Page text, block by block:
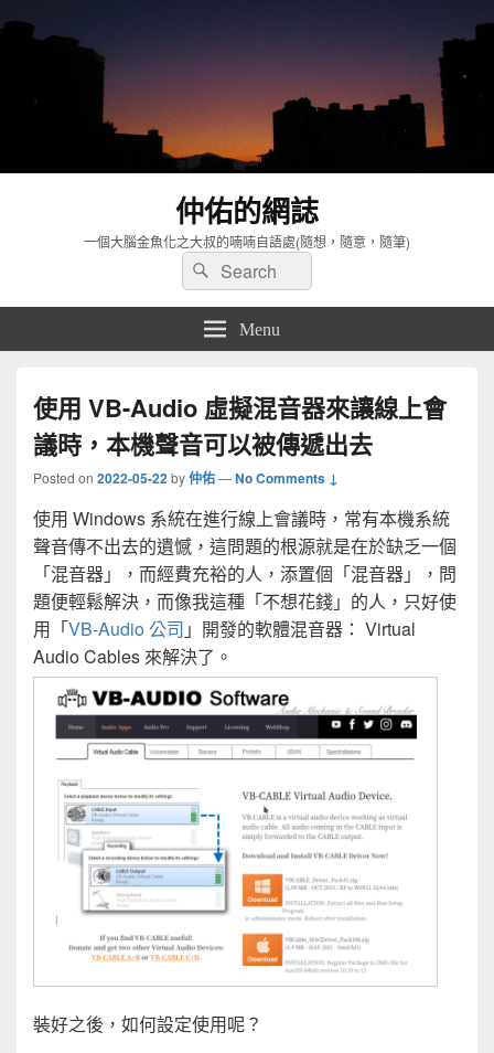
仲佑的網誌
一個大腦金魚化之大叔的喃喃自語處(隨想，隨意，隨筆)
Search
for:
Search
Menu
使用 VB-Audio 虛擬混音器來讓線上會
議時，本機聲音可以被傳遞出去
Posted on 2022-05-22by仲佑—No Comments ↓
使用 Windows 系統在進行線上會議時，常有本機系統
聲音傳不出去的遺憾，這問題的根源就是在於缺乏一個
「混音器」，而經費充裕的人，添置個「混音器」，問
題便輕鬆解決，而像我這種「不想花錢」的人，只好使
用「VB-Audio 公司 」開發的軟體混音器： Virtual
Audio Cables 來解決了。
裝好之後，如何設定使用呢？